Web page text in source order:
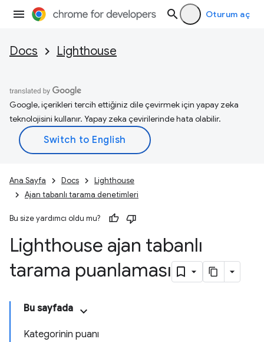
Oturum aç
Docs Lighthouse
Google, içerikleri tercih ettiğiniz dile çevirmek için yapay zeka
teknolojisini kullanır. Yapay zeka çevirilerinde hata olabilir.
Ana Sayfa Docs
Lighthouse
Ajan tabanlı tarama denetimleri
Bu size yardımcı oldu mu?
Lighthouse ajan tabanlı
tarama puanlaması
Bu sayfada
Kategorinin puanı